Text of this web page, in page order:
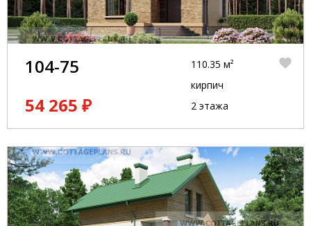
104-75
54 265 ₽
110.35 м²
кирпич
2 этажа